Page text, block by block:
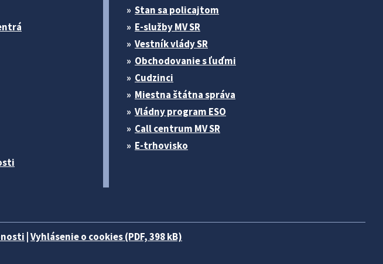
Stan sa policajtom
E-služby MV SR
Vestník vlády SR
Obchodovanie s ľuďmi
Cudzinci
Miestna štátna správa
Vládny program ESO
Call centrum MV SR
E-trhovisko
Vyhlásenie o cookies (PDF, 398 kB)